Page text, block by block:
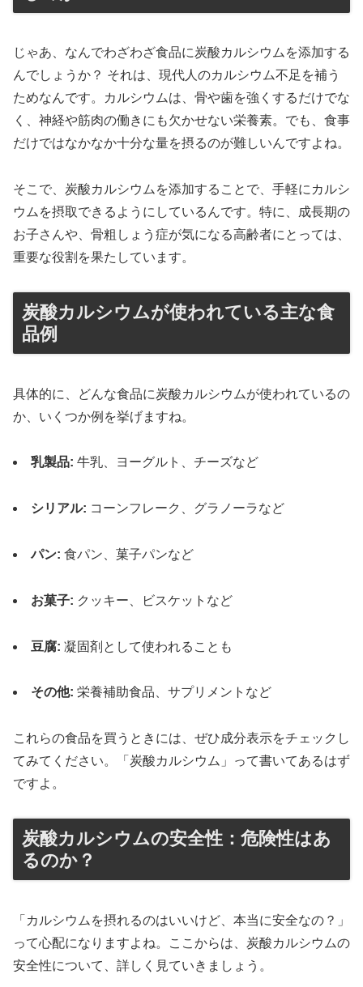
じゃあ、なんでわざわざ食品に炭酸カルシウムを添加する
んでしょうか？ それは、現代人のカルシウム不足を補う
ためなんです。カルシウムは、骨や歯を強くするだけでな
く、神経や筋肉の働きにも欠かせない栄養素。でも、食事
だけではなかなか十分な量を摂るのが難しいんですよね。
そこで、炭酸カルシウムを添加することで、手軽にカルシ
ウムを摂取できるようにしているんです。特に、成長期の
お子さんや、骨粗しょう症が気になる高齢者にとっては、
重要な役割を果たしています。
炭酸カルシウムが使われている主な食
品例
具体的に、どんな食品に炭酸カルシウムが使われているの
か、いくつか例を挙げますね。
乳製品: 牛乳、ヨーグルト、チーズなど
シリアル: コーンフレーク、グラノーラなど
パン: 食パン、菓子パンなど
お菓子: クッキー、ビスケットなど
豆腐: 凝固剤として使われることも
その他: 栄養補助食品、サプリメントなど
これらの食品を買うときには、ぜひ成分表示をチェックし
てみてください。「炭酸カルシウム」って書いてあるはず
ですよ。
炭酸カルシウムの安全性：危険性はあ
るのか？
「カルシウムを摂れるのはいいけど、本当に安全なの？」
って心配になりますよね。ここからは、炭酸カルシウムの
安全性について、詳しく見ていきましょう。